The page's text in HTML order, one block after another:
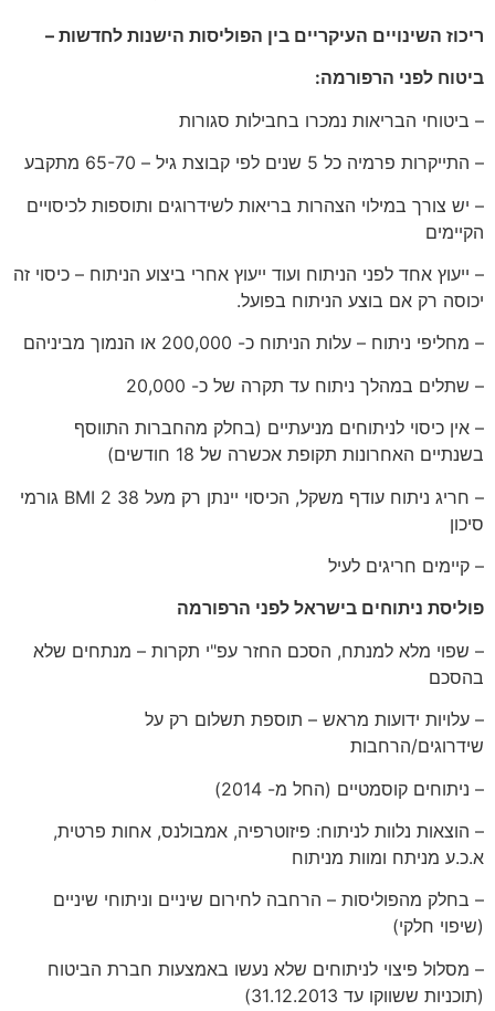
ריכוז השינויים העיקריים בין הפוליסות הישנות לחדשות –
ביטוח לפני הרפורמה:
– ביטוחי הבריאות נמכרו בחבילות סגורות
– התייקרות פרמיה כל 5 שנים לפי קבוצת גיל – 65-70 מתקבע
– יש צורך במילוי הצהרות בריאות לשידרוגים ותוספות לכיסויים
הקיימים
– ייעוץ אחד לפני הניתוח ועוד ייעוץ אחרי ביצוע הניתוח – כיסוי זה
יכוסה רק אם בוצע הניתוח בפועל.
– מחליפי ניתוח – עלות הניתוח כ- 200,000 או הנמוך מביניהם
– שתלים במהלך ניתוח עד תקרה של כ- 20,000
– אין כיסוי לניתוחים מניעתיים (בחלק מהחברות התווסף
בשנתיים האחרונות תקופת אכשרה של 18 חודשים)
– חריג ניתוח עודף משקל, הכיסוי יינתן רק מעל 38 BMI 2 גורמי
סיכון
– קיימים חריגים לעיל
פוליסת ניתוחים בישראל לפני הרפורמה
– שפוי מלא למנתח, הסכם החזר עפ"י תקרות – מנתחים שלא
בהסכם
– עלויות ידועות מראש – תוספת תשלום רק על
שידרוגים/הרחבות
– ניתוחים קוסמטיים (החל מ- 2014)
– הוצאות נלוות לניתוח: פיזוטרפיה, אמבולנס, אחות פרטית,
א.כ.ע מניתח ומוות מניתוח
– בחלק מהפוליסות – הרחבה לחירום שיניים וניתוחי שיניים
(שיפוי חלקי)
– מסלול פיצוי לניתוחים שלא נעשו באמצעות חברת הביטוח
(תוכניות ששווקו עד 31.12.2013)